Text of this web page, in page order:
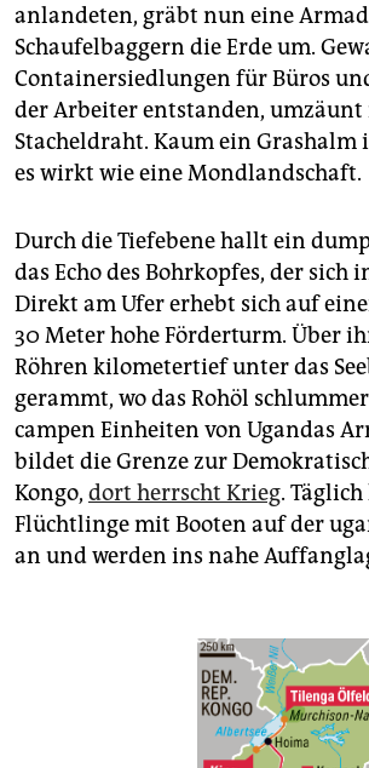
anlandeten, gräbt nun eine
Schaufelbaggern die Erde um.
Containersiedlungen für Büros
der Arbeiter entstanden,
Stacheldraht. Kaum ein Grashalm
es wirkt wie eine Mondlandschaft.
Durch die Tiefebene hallt ein
das Echo des Bohrkopfes, der sich
Direkt am Ufer erhebt sich auf
30 Meter hohe Förderturm. Über
Röhren kilometertief unter das
gerammt, wo das Rohöl
campen Einheiten von Ugandas
bildet die Grenze zur
Kongo, dort herrscht Krieg.
Flüchtlinge mit Booten auf der
an und werden ins nahe